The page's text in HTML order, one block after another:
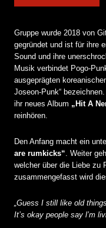
Gruppe wurde 2018 von
gegründet und ist für ihre
Sound und ihre
Musik verbindet Pogo-
ausgeprägten
Joseon-Punk“
ihr neues Album „Hit A
reinhören.
Den Anfang macht ein
are rumkicks“ . Weiter
welcher über die Liebe zu
zusammengefasst wird
„Guess I still like old
It’s okay people say l’m